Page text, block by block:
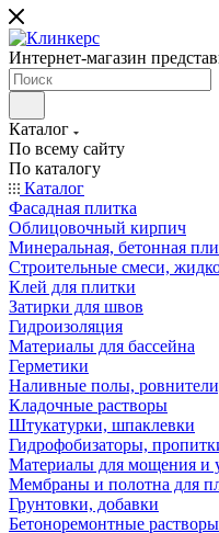
Интернет-магазин
Каталог
По всему сайту
По каталогу
Каталог
Фасадная плитка
Облицовочный кирпич
Минеральная, бетонная
Строительные смеси,
Клей для плитки
Затирки для швов
Гидроизоляция
Материалы для бассейна
Герметики
Наливные полы,
Кладочные растворы
Штукатурки, шпаклевки
Гидрофобизаторы,
Материалы для мощения и
Мембраны и полотна для
Грунтовки, добавки
Бетоноремонтные растворы